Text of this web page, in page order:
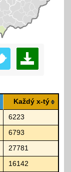
Každý x-tý
6223
6793
27781
16142